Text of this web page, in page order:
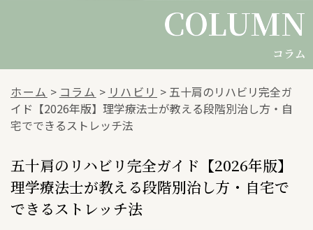
COLUMN
COLUMN
コラム
ホーム > コラム > リハビリ > 五十肩のリハビリ完全ガ
イド【2026年版】理学療法士が教える段階別治し方・自
宅でできるストレッチ法
五十肩のリハビリ完全ガイド【2026年版】
理学療法士が教える段階別治し方・自宅で
できるストレッチ法